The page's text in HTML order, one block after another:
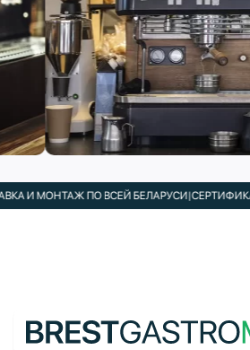
И МОНТАЖ ПО ВСЕЙ БЕЛАРУСИ|